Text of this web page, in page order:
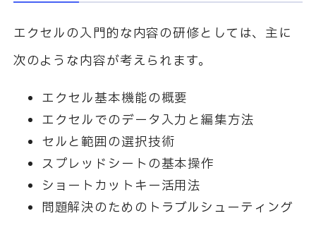
エクセルの入門的な内容の研修としては、主に
次のような内容が考えられます。
エクセル基本機能の概要
エクセルでのデータ入力と編集方法
セルと範囲の選択技術
スプレッドシートの基本操作
ショートカットキー活用法
問題解決のためのトラブルシューティング